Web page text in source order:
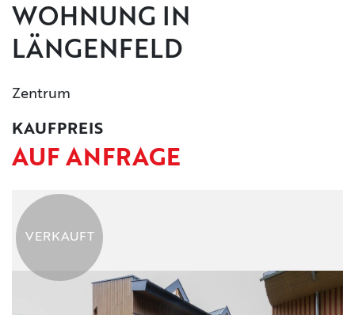
IMMOBILIEN
LEISTUNGEN
UNTERNEHMEN
KONTAKT
IMPRESSUM
WOHNUNG IN
LÄNGENFELD
Zentrum
KAUFPREIS
AUF ANFRAGE
VERKAUFT